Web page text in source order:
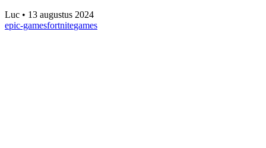
Luc • 13 augustus 2024
epic-gamesfortnitegames